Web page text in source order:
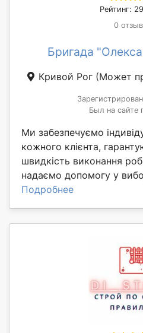
Рейтинг:
0
Бригада
Кривой Рог (Может
Был на сайте
Ми забезпечуємо
кожного клієнта,
швидкість виконання
надаємо допомогу у
Подробнее